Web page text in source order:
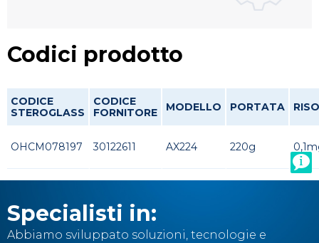
Codici prodotto
CODICE
STEROGLASS
CODICE
FORNITORE
MODELLO PORTATA
OHCM078197 30122611 AX224 220g
Specialisti in:
Abbiamo sviluppato soluzioni, tecnologie e